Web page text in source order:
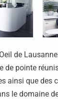
de
de pointe
ainsi que des
le domaine